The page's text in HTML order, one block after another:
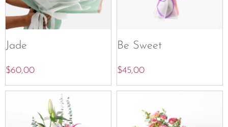
Jade
$60,00
Be Sweet
$45,00